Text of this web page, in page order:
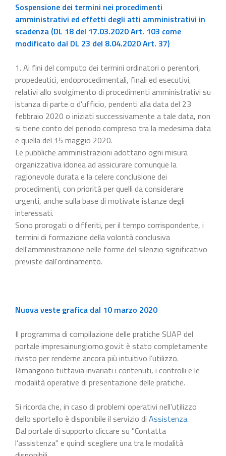
Sospensione dei termini nei procedimenti
amministrativi ed effetti degli atti amministrativi in
scadenza (DL 18 del 17.03.2020 Art. 103 come
modificato dal DL 23 del 8.04.2020 Art. 37)
1. Ai fini del computo dei termini ordinatori o perentori,
propedeutici, endoprocedimentali, finali ed esecutivi,
relativi allo svolgimento di procedimenti amministrativi su
istanza di parte o d'ufficio, pendenti alla data del 23
febbraio 2020 o iniziati successivamente a tale data, non
si tiene conto del periodo compreso tra la medesima data
e quella del 15 maggio 2020.
Le pubbliche amministrazioni adottano ogni misura
organizzativa idonea ad assicurare comunque la
ragionevole durata e la celere conclusione dei
procedimenti, con priorità per quelli da considerare
urgenti, anche sulla base di motivate istanze degli
interessati.
Sono prorogati o differiti, per il tempo corrispondente, i
termini di formazione della volontà conclusiva
dell'amministrazione nelle forme del silenzio significativo
previste dall'ordinamento.
Nuova veste grafica dal 10 marzo 2020
Il programma di compilazione delle pratiche SUAP del
portale impresainungiorno.gov.it è stato completamente
rivisto per renderne ancora più intuitivo l’utilizzo.
Rimangono tuttavia invariati i contenuti, i controlli e le
modalità operative di presentazione delle pratiche.
Si ricorda che, in caso di problemi operativi nell’utilizzo
dello sportello è disponibile il servizio di Assistenza.
Dal portale di supporto cliccare su "Contatta
l’assistenza" e quindi scegliere una tra le modalità